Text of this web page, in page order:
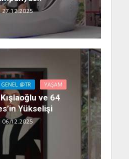
27.12.2025
GENEL @TR YAŞAM
ve 64
Yükselişi
06.12.2025